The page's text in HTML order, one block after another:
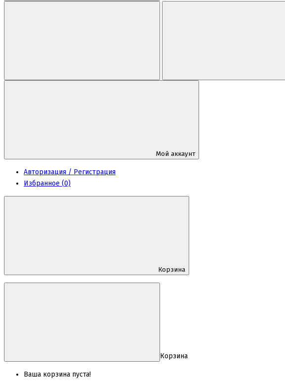
Мой аккаунт
Авторизация / Регистрация
Избранное (0)
Корзина
Корзина
Ваша корзина пуста!